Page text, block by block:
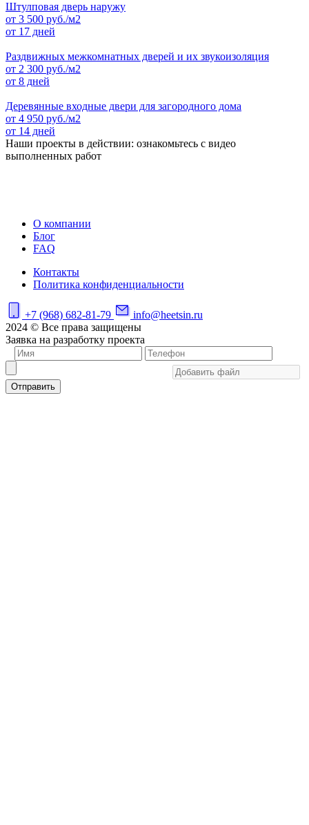
Штулповая дверь наружу
от 3 500 руб./м2
от 17 дней
Раздвижных межкомнатных дверей и их звукоизоляция
от 2 300 руб./м2
от 8 дней
Деревянные входные двери для загородного дома
от 4 950 руб./м2
от 14 дней
Наши проекты в действии: ознакомьтесь с видео
выполненных работ
О компании
Блог
FAQ
Контакты
Политика конфиденциальности
+7 (968) 682-81-79
info@heetsin.ru
2024 © Все права защищены
Заявка на разработку проекта
Отправить